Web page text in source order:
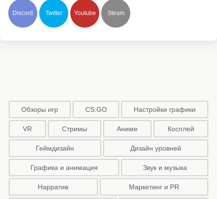
Discord Twitter Youtube Steam
Обзоры игр CS:GO Настройки графики
VR Стримы Аниме Косплей
Геймдизайн Дизайн уровней
Графика и анимация Звук и музыка
Нарратив Маркетинг и PR